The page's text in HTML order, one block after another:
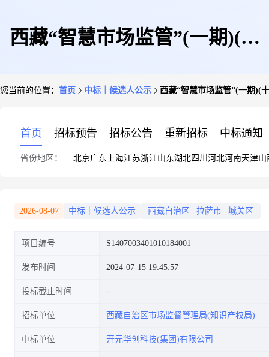
西藏“智慧市场监管”(一期)(十
您当前的位置： 首页 中标｜候选人公示 西藏“智慧市场监管”(一期)(
首页 招标预告 招标公告 重新招标 中标通知
省份地区： 北京广东 上海江苏浙江山东湖北四川 河北河南天津山
2026-08-07 中标｜候选人公示 西藏自治区 拉萨市 城关区
项目编号 S1407003401010184001
发布时间 2024-07-15 19:45:57
投标截止时间
招标单位 西藏自治区市场监督管理局(知识产权局)
中标单位 开元华创科技(集团)有限公司